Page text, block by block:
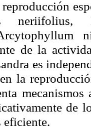
neriifolius,
de la
es
la
de
eficiente.